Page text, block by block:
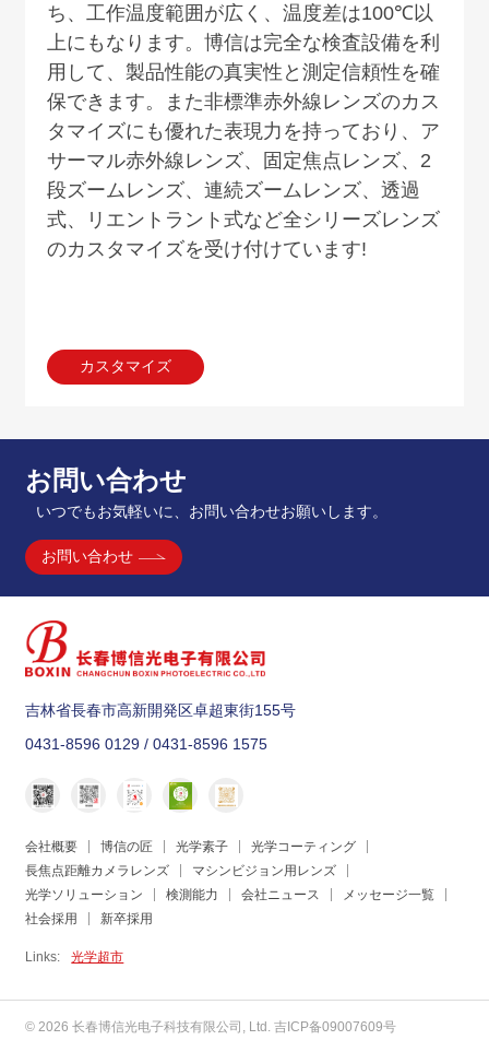
ち、工作温度範囲が広く、温度差は100℃以
上にもなります。博信は完全な検査設備を利
用して、製品性能の真実性と測定信頼性を確
保できます。また非標準赤外線レンズのカス
タマイズにも優れた表現力を持っており、ア
サーマル赤外線レンズ、固定焦点レンズ、 2
段ズームレンズ、連続ズームレンズ、透過
式、リエントラント式など全シリーズレンズ
のカスタマイズを受け付けています!
カスタマイズ
お問い合わせ
いつでもお気軽いに、お問い合わせお願いします。
お問い合わせ
吉林省長春市高新開発区卓超東街155号
0431-8596 0129 / 0431-8596 1575
会社概要 博信の匠 光学素子
光学コーティング
長焦点距離カメラレンズ
マシンビジョン用レンズ
光学ソリューション
検測能力 会社ニュース
メッセージ一覧
社会採用
新卒採用
Links: 光学超市
© 2026 长春博信光电子科技有限公司, Ltd. 吉ICP备09007609号